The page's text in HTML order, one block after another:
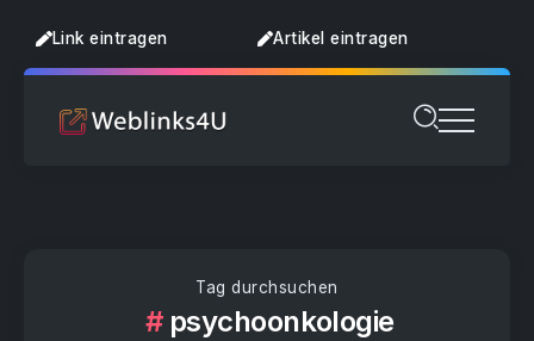
Link eintragen Artikel eintragen
Tag durchsuchen
psychoonkologie